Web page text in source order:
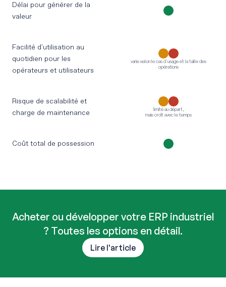
Délai pour générer de la
valeur
Facilité d'utilisation au
quotidien pour les
opérateurs et utilisateurs
varie selon le cas d'usage et la taille des
opérations
Risque de scalabilité et
charge de maintenance
limité au départ,
mais croît avec le temps
Coût total de possession
Acheter ou développer votre ERP industriel
? Toutes les options en détail.
Lire l'article